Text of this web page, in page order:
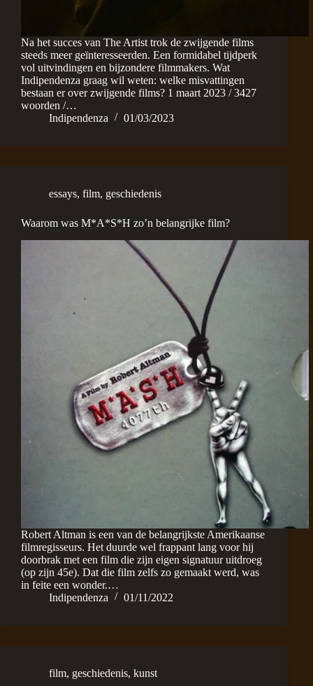
Na het succes van The Artist trok de zwijgende films
steeds meer geïnteresseerden. Een formidabel tijdperk
vol uitvindingen en bijzondere filmmakers. Wat
Indipendenza graag wil weten: welke misvattingen
bestaan er over zwijgende films? 1 maart 2023 / 3427
woorden /…
Indipendenza
01/03/2023
essays, film, geschiedenis
Waarom was M*A*S*H zo’n belangrijke film?
Robert Altman is een van de belangrijkste Amerikaanse
filmregisseurs. Het duurde wel frappant lang voor hij
doorbrak met een film die zijn eigen signatuur uitdroeg
(op zijn 45e). Dat die film zelfs zo gemaakt werd, was
in feite een wonder.…
Indipendenza
01/11/2022
film, geschiedenis, kunst